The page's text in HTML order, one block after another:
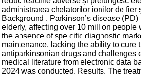
administrarea chelatorilor ionilor de fier
Background . Parkinson’s disease
elderly, affecting over 10 million
the absence of spe cific diagnostic
maintenance, lacking the ability to cure
antiparkinsonian drugs and challenges
medical literature from electronic data
2024 was conducted. Results. The